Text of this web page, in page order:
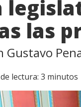
las
Gustavo
lectura: 3 minutos